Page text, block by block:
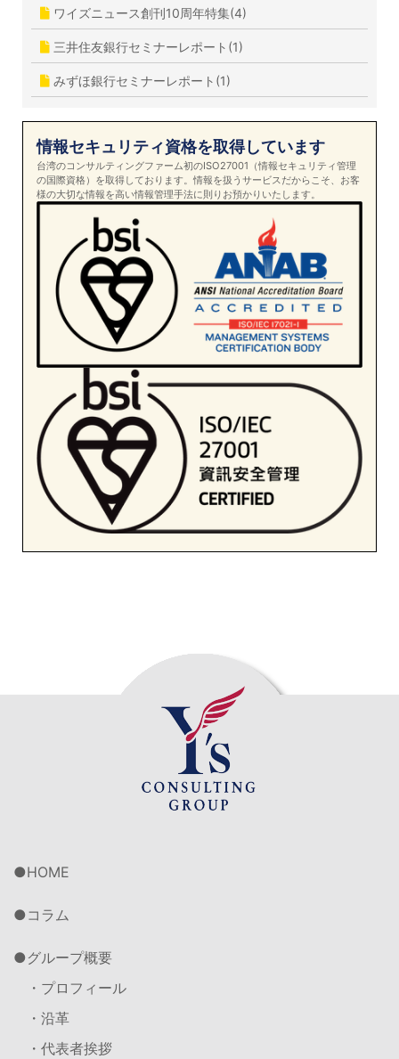
ワイズニュース創刊10周年特集(4)
三井住友銀行セミナーレポート(1)
みずほ銀行セミナーレポート(1)
情報セキュリティ資格を取得しています
台湾のコンサルティングファーム初のISO27001（情報セキュリティ管理
の国際資格）を取得しております。情報を扱うサービスだからこそ、お客
様の大切な情報を高い情報管理手法に則りお預かりいたします。
HOME
コラム
グループ概要
・プロフィール
・沿革
・代表者挨拶